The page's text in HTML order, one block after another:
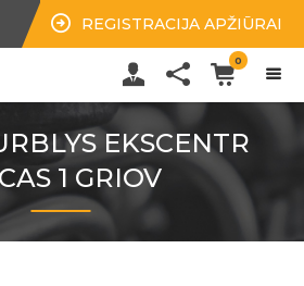
REGISTRACIJA APŽIŪRAI
0
EKSCENTR
1 GRIOV